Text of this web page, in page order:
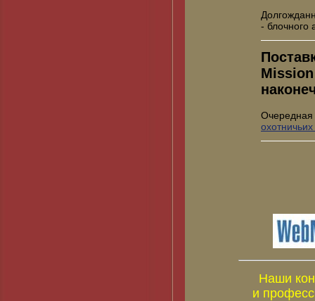
- блочного
Очередная
Наши
и